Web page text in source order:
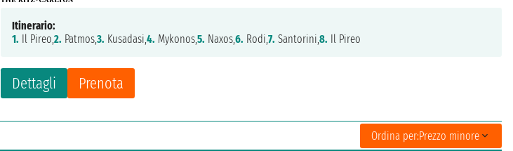
Dettagli Prenota
Itinerario:
1. Il Pireo,2. Patmos,3. Kusadasi,4. Mykonos,5. Naxos,6. Rodi,7. Santorini,8. Il Pireo
Ordina per:Prezzo minore